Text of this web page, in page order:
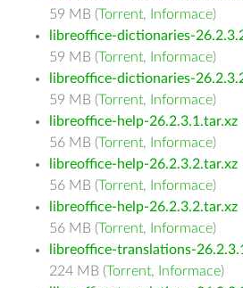
59 MB (Torrent, Informace)
libreoffice-dictionaries-
59 MB (Torrent, Informace)
libreoffice-dictionaries-
59 MB (Torrent, Informace)
libreoffice-help-26.2.3.1.tar.xz
56 MB (Torrent, Informace)
libreoffice-help-26.2.3.2.tar.xz
56 MB (Torrent, Informace)
libreoffice-help-26.2.3.2.tar.xz
56 MB (Torrent, Informace)
libreoffice-translations-
224 MB (Torrent, Informace)